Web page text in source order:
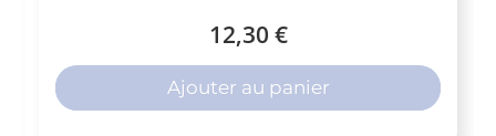
12,30 €
Ajouter au panier